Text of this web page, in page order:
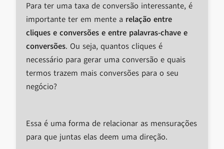
Para ter uma taxa de conversão interessante, é
importante ter em mente a relação entre
cliques e conversões e entre palavras-chave e
conversões. Ou seja, quantos cliques é
necessário para gerar uma conversão e quais
termos trazem mais conversões para o seu
negócio?
Essa é uma forma de relacionar as mensurações
para que juntas elas deem uma direção.